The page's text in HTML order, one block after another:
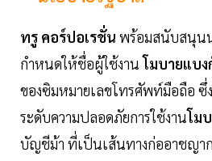
ทรู คอร์ปอเรชั่น พร้อมสนับสนุน
กำหนดให้ชื่อผู้ใช้งานโมบายแบง
ของซิมหมายเลขโทรศัพท์มือถือ ซึ่
ระดับความปลอดภัยการใช้งานโม
บัญชีม้า ที่เป็นเส้นทางก่ออาชญา